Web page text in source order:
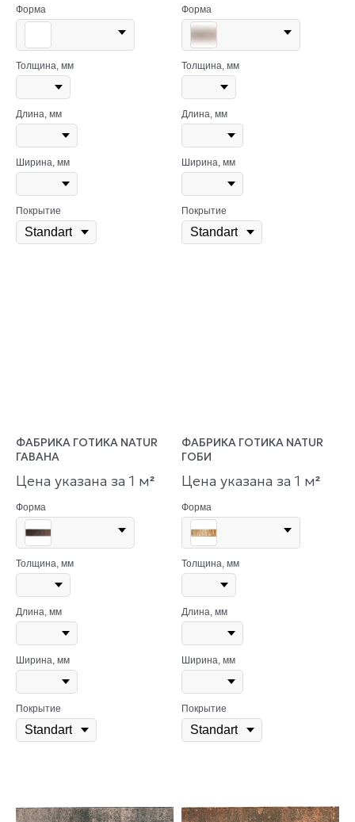
Форма
Толщина, мм
Длина, мм
Ширина, мм
Покрытие
Форма
Толщина, мм
Длина, мм
Ширина, мм
Покрытие
ФАБРИКА ГОТИКА NATUR
ГАВАНА
Цена указана за 1 м²
Форма
Толщина, мм
Длина, мм
Ширина, мм
Покрытие
ФАБРИКА ГОТИКА NATUR
ГОБИ
Цена указана за 1 м²
Форма
Толщина, мм
Длина, мм
Ширина, мм
Покрытие